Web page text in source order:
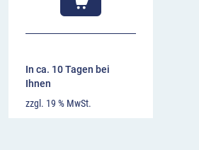
In ca. 10 Tagen bei
Ihnen
zzgl. 19 % MwSt.